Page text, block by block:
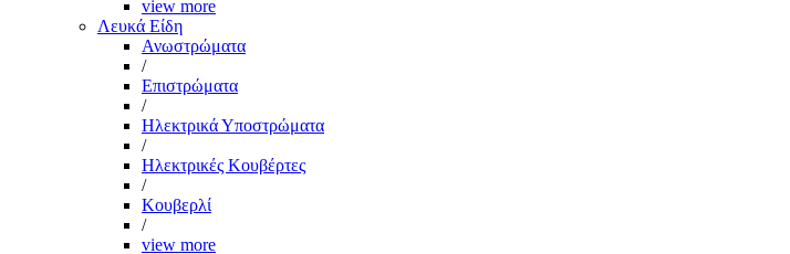
view more
Λευκά Είδη
Ανωστρώματα
/
Επιστρώματα
/
Ηλεκτρικά Υποστρώματα
/
Ηλεκτρικές Κουβέρτες
/
Κουβερλί
/
view more